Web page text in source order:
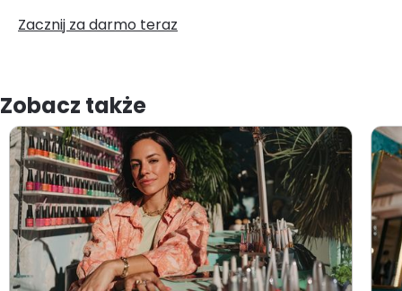
Zacznij za darmo teraz
Zobacz także